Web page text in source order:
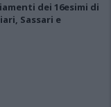
dei 16esimi di
Sassari e